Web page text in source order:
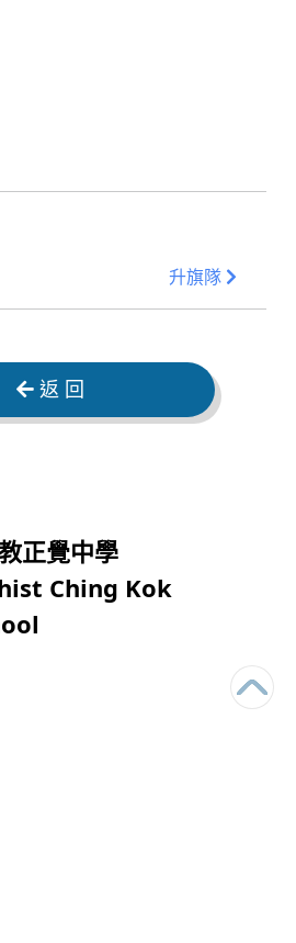
升旗隊
返 回
正覺中學
Ching Kok